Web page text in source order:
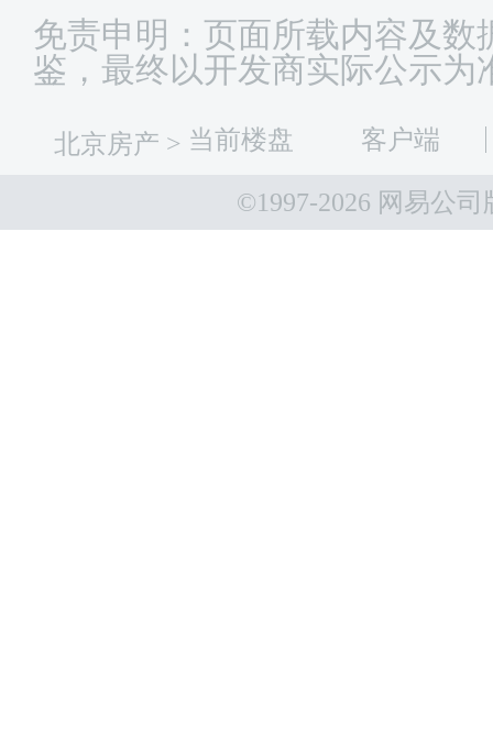
免责申明：页面所载内容及数
鉴，最终以开发商实际公示为
北京房产 > 当前楼盘 客户端
©1997-2026 网易公